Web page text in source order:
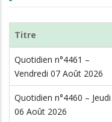
Titre
Quotidien n°4461 –
Vendredi 07 Août 2026
Quotidien n°4460 – Jeudi
06 Août 2026